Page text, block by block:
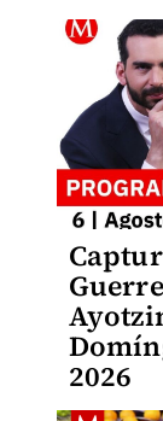
2026